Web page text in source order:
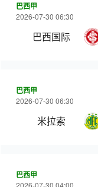
巴西甲
2026-07-30 06:30
巴西国际
巴西甲
2026-07-30 06:30
米拉索
巴西甲
2026-07-30 04:00